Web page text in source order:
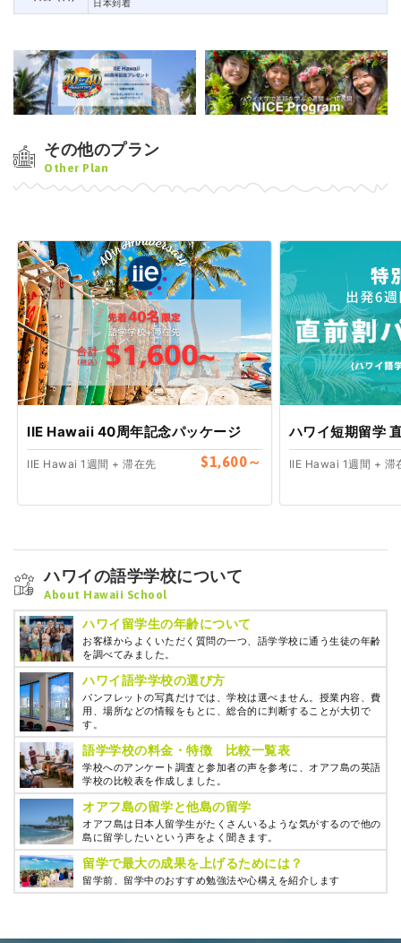
日本到着
その他のプラン
Other Plan
IIE Hawaii 40周年記念パッケージ
IIE Hawai 1週間 + 滞在先 $1,600～
ハワイ短期留学
IIE Hawai 1週間 + 滞
ハワイの語学学校について
About Hawaii School
ハワイ留学生の年齢について
お客様からよくいただく質問の一つ、語学学校に通う生徒の年齢
を調べてみました。
ハワイ語学学校の選び方
パンフレットの写真だけでは、学校は選べません。授業内容、費
用、場所などの情報をもとに、総合的に判断することが大切で
す。
語学学校の料金・特徴 比較一覧表
学校へのアンケート調査と参加者の声を参考に、オアフ島の英語
学校の比較表を作成しました。
オアフ島の留学と他島の留学
オアフ島は日本人留学生がたくさんいるような気がするので他の
島に留学したいという声をよく聞きます。
留学で最大の成果を上げるためには？
留学前、留学中のおすすめ勉強法や心構えを紹介します